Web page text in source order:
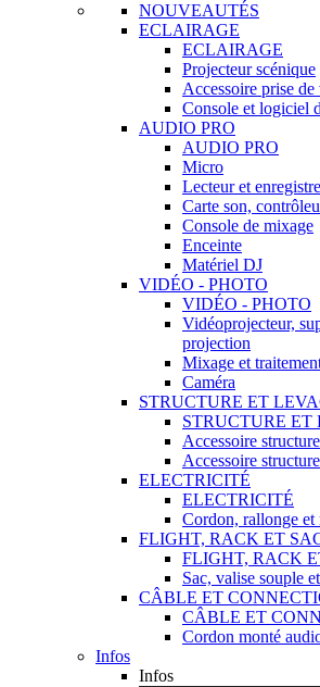
NOUVEAUTÉS
ECLAIRAGE
ECLAIRAGE
Projecteur scénique
Accessoire prise de
Console et logiciel
AUDIO PRO
AUDIO PRO
Micro
Lecteur et
Carte son,
Console de mixage
Enceinte
Matériel DJ
VIDÉO - PHOTO
VIDÉO - PHOTO
Vidéoprojecteur,
projection
Mixage et
Caméra
STRUCTURE ET
STRUCTURE ET
Accessoire structure
Accessoire structure
ELECTRICITÉ
ELECTRICITÉ
Cordon, rallonge et
FLIGHT, RACK ET
FLIGHT, RACK
Sac, valise souple
CÂBLE ET
CÂBLE ET
Cordon monté
Infos
Infos